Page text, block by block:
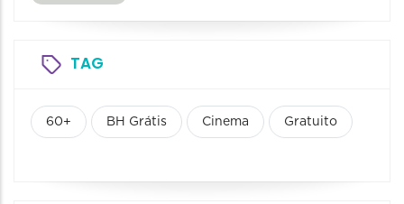
TAG
60+ BH Grátis Cinema Gratuito